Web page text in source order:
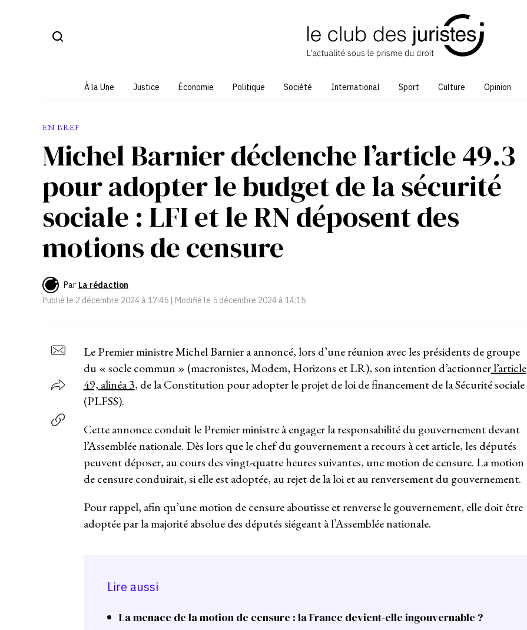
À la Une Justice Économie Politique Société International Sport Culture Opinion
EN BREF
Michel Barnier déclenche l’article 49.3
pour adopter le budget de la sécurité
sociale : LFI et le RN déposent des
motions de censure
Par La rédaction
Publié le 2 décembre 2024 à 17:45 | Modifié le 5 décembre 2024 à 14:15
Le Premier ministre Michel Barnier a annoncé, lors d’une réunion avec les présidents de groupe
du « socle commun » (macronistes, Modem, Horizons et LR), son intention d’actionnerl’article
49, alinéa 3, de la Constitution pour adopter le projet de loi de financement de la Sécurité sociale
(PLFSS).
Cette annonce conduit le Premier ministre à engager la responsabilité du gouvernement devant
l’Assemblée nationale. Dès lors que le chef du gouvernement a recours à cet article, les députés
peuvent déposer, au cours des vingt-quatre heures suivantes, une motion de censure. La motion
de censure conduirait, si elle est adoptée, au rejet de la loi et au renversement du gouvernement.
Pour rappel, afin qu’une motion de censure aboutisse et renverse le gouvernement, elle doit être
adoptée par la majorité absolue des députés siégeant à l’Assemblée nationale.
Lire aussi
La menace de la motion de censure : la France devient-elle ingouvernable ?